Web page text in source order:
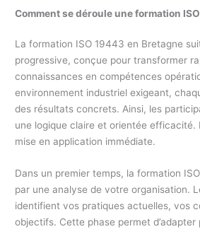
Comment se déroule une formation
La formation ISO 19443 en Bretagne
progressive, conçue pour transformer
connaissances en compétences
environnement industriel exigeant,
des résultats concrets. Ainsi, les
une logique claire et orientée efficacité.
mise en application immédiate.
Dans un premier temps, la formation
par une analyse de votre organisation.
identifient vos pratiques actuelles, vos
objectifs. Cette phase permet d’adapter